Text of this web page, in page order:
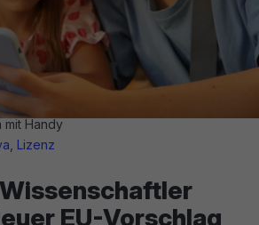
mit Handy
Lizenz
EU-Vorschlag